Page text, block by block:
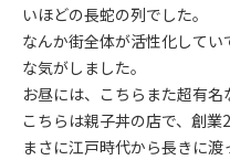
いほどの長蛇の列でした。
なんか街全体が活性化して
な気がしました。
お昼には、こちらまた超有名
こちらは親子丼の店で、創業
まさに江戸時代から長きに渡